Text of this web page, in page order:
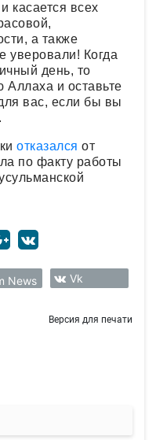
касается всех
а также
уверовали! Когда
день, то
Аллаха и оставьте
вас, если бы вы
отказался от
по факту работы
News Vk
Версия для печати